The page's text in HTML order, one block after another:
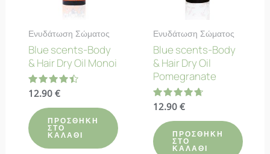
Ενυδάτωση Σώματος
Blue scents-Body
& Hair Dry Oil Monoi
Βαθμολογήθηκε
4.50
από 5
12.90 €
ΠΡΟΣΘΉΚΗ
ΣΤΟ
ΚΑΛΆΘΙ
Ενυδάτωση Σώματος
Blue scents-Body
& Hair Dry Oil
Pomegranate
Βαθμολογήθηκε
4.67
από 5
12.90€
ΠΡΟΣΘΉΚΗ
ΣΤΟ
ΚΑΛΆΘΙ